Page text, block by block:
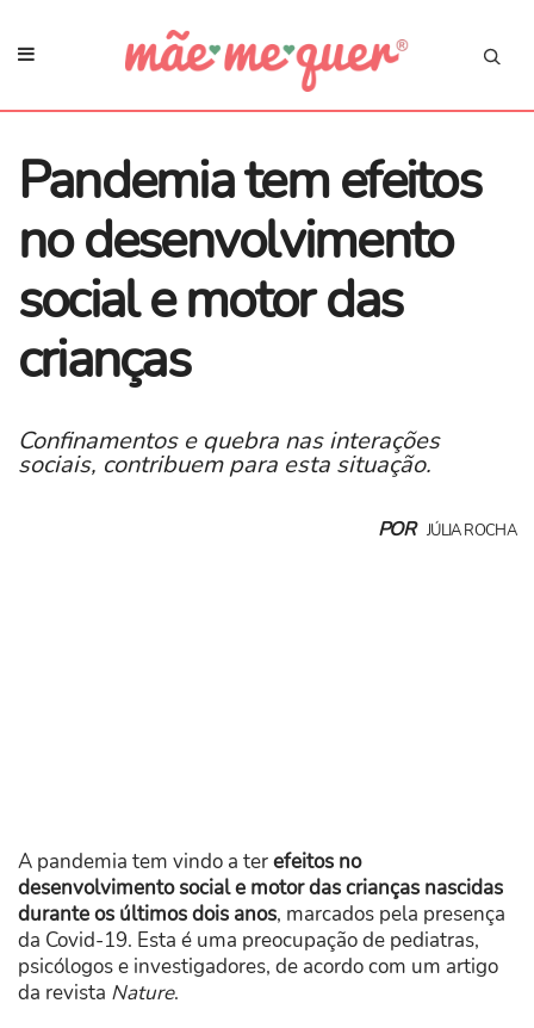
Pandemia tem efeitos
no desenvolvimento
social e motor das
crianças
Confinamentos e quebra nas interações
sociais, contribuem para esta situação.
POR JÚLIA ROCHA
A pandemia tem vindo a terefeitos no
desenvolvimento social e motor das crianças nascidas
durante os últimos dois anos, marcados pela presença
da Covid-19. Esta é uma preocupação de pediatras,
psicólogos e investigadores, de acordo com um artigo
da revista Nature.